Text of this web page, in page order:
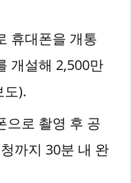
휴대폰을 개통
개설해 2,500만
도).
으로 촬영 후 공
까지 30분 내 완